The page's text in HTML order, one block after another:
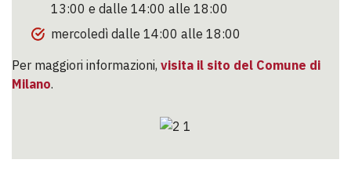
13:00 e dalle 14:00 alle 18:00
mercoledì dalle 14:00 alle 18:00
Per maggiori informazioni, visita il sito del Comune di
Milano.